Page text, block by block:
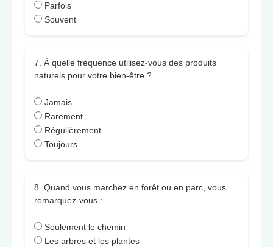
Parfois
Souvent
7. À quelle fréquence utilisez-vous des produits
naturels pour votre bien-être ?
Jamais
Rarement
Régulièrement
Toujours
8. Quand vous marchez en forêt ou en parc, vous
remarquez-vous :
Seulement le chemin
Les arbres et les plantes